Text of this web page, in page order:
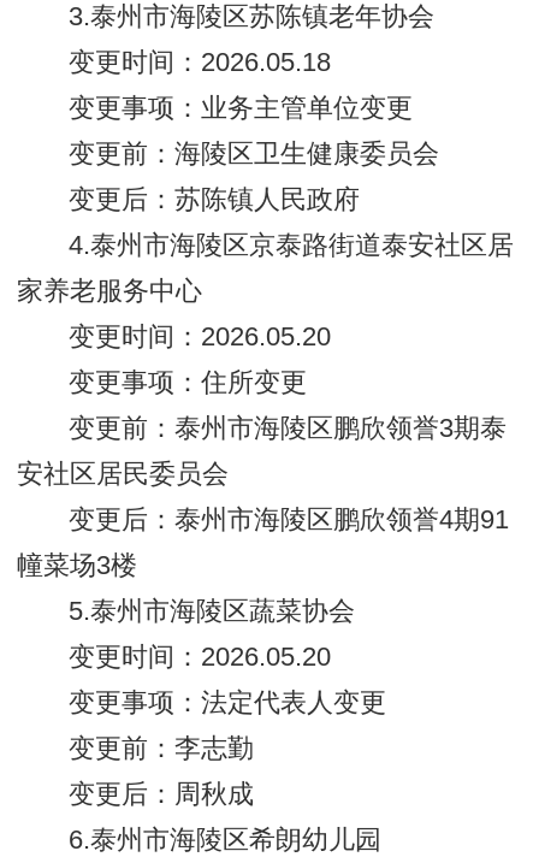
3.泰州市海陵区苏陈镇老年协会
变更时间：2026.05.18
变更事项：业务主管单位变更
变更前：海陵区卫生健康委员会
变更后：苏陈镇人民政府
4.泰州市海陵区京泰路街道泰安社区居
家养老服务中心
变更时间：2026.05.20
变更事项：住所变更
变更前：泰州市海陵区鹏欣领誉3期泰
安社区居民委员会
变更后：泰州市海陵区鹏欣领誉4期91
幢菜场3楼
5.泰州市海陵区蔬菜协会
变更时间：2026.05.20
变更事项：法定代表人变更
变更前：李志勤
变更后：周秋成
6.泰州市海陵区希朗幼儿园